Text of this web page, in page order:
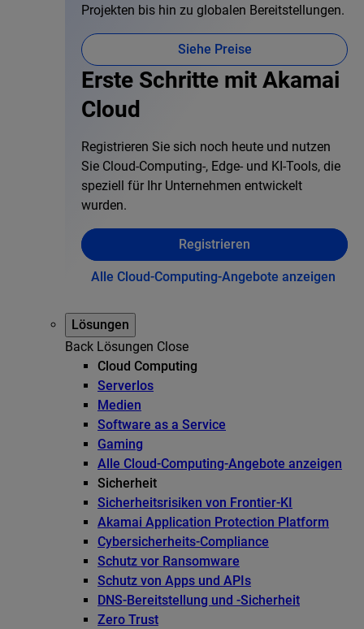
Projekten bis hin zu globalen Bereitstellungen.
Siehe Preise
Erste Schritte mit Akamai
Cloud
Registrieren Sie sich noch heute und nutzen
Sie Cloud-Computing-, Edge- und KI-Tools, die
speziell für Ihr Unternehmen entwickelt
wurden.
Registrieren
Alle Cloud-Computing-Angebote anzeigen
Lösungen
Back Lösungen Close
Cloud Computing
Serverlos
Medien
Software as a Service
Gaming
Alle Cloud-Computing-Angebote anzeigen
Sicherheit
Sicherheitsrisiken von Frontier-KI
Akamai Application Protection Platform
Cybersicherheits-Compliance
Schutz vor Ransomware
Schutz von Apps und APIs
DNS-Bereitstellung und -Sicherheit
Zero Trust